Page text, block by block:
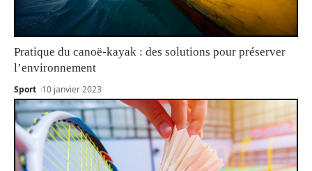
Pratique du canoë-kayak : des solutions pour préserver
l’environnement
Sport 10 janvier 2023